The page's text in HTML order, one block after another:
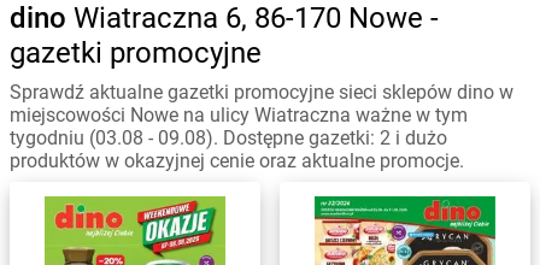
dino Wiatraczna 6, 86-170 Nowe -
gazetki promocyjne
Sprawdź aktualne gazetki promocyjne sieci sklepów dino w
miejscowości Nowe na ulicy Wiatraczna ważne w tym
tygodniu (03.08 - 09.08). Dostępne gazetki: 2 i dużo
produktów w okazyjnej cenie oraz aktualne promocje.